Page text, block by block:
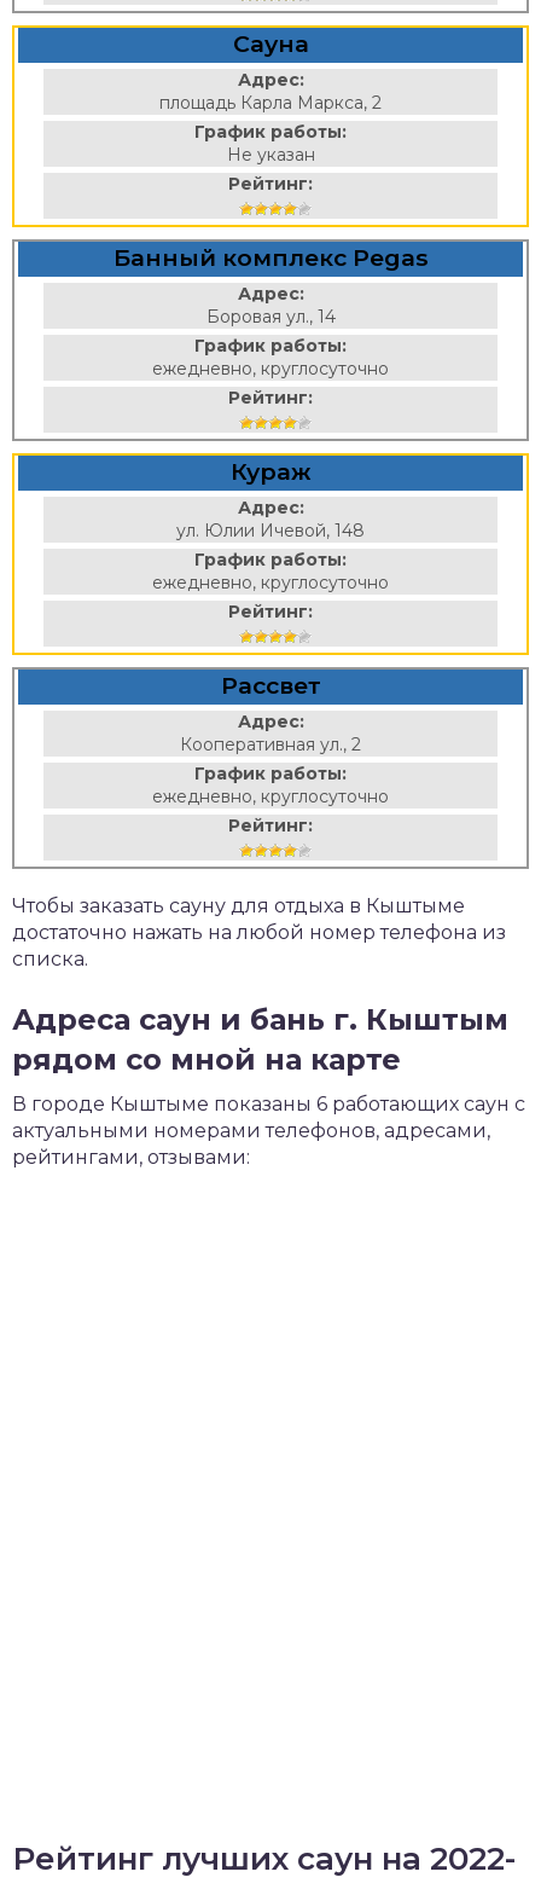
Сауна
Адрес:
площадь Карла Маркса, 2
График работы:
Не указан
Рейтинг:
Банный комплекс Pegas
Адрес:
Боровая ул., 14
График работы:
ежедневно, круглосуточно
Рейтинг:
Кураж
Адрес:
ул. Юлии Ичевой, 148
График работы:
ежедневно, круглосуточно
Рейтинг:
Рассвет
Адрес:
Кооперативная ул., 2
График работы:
ежедневно, круглосуточно
Рейтинг:
Чтобы заказать сауну для отдыха в Кыштыме
достаточно нажать на любой номер телефона из
списка.
Адреса саун и бань г. Кыштым
рядом со мной на карте
В городе Кыштыме показаны 6 работающих саун с
актуальными номерами телефонов, адресами,
рейтингами, отзывами:
Рейтинг лучших саун на 2022-